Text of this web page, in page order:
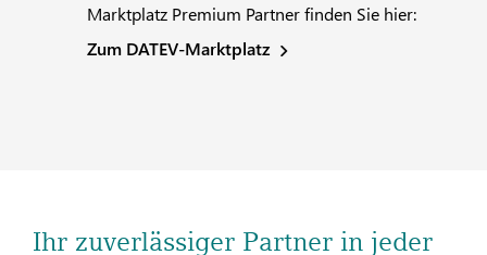
Marktplatz Premium Partner finden Sie hier:
Zum DATEV-Marktplatz
Ihr zuverlässiger Partner in jeder